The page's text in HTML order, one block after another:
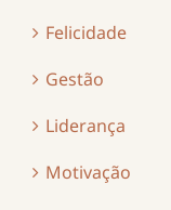
Felicidade
Gestão
Liderança
Motivação